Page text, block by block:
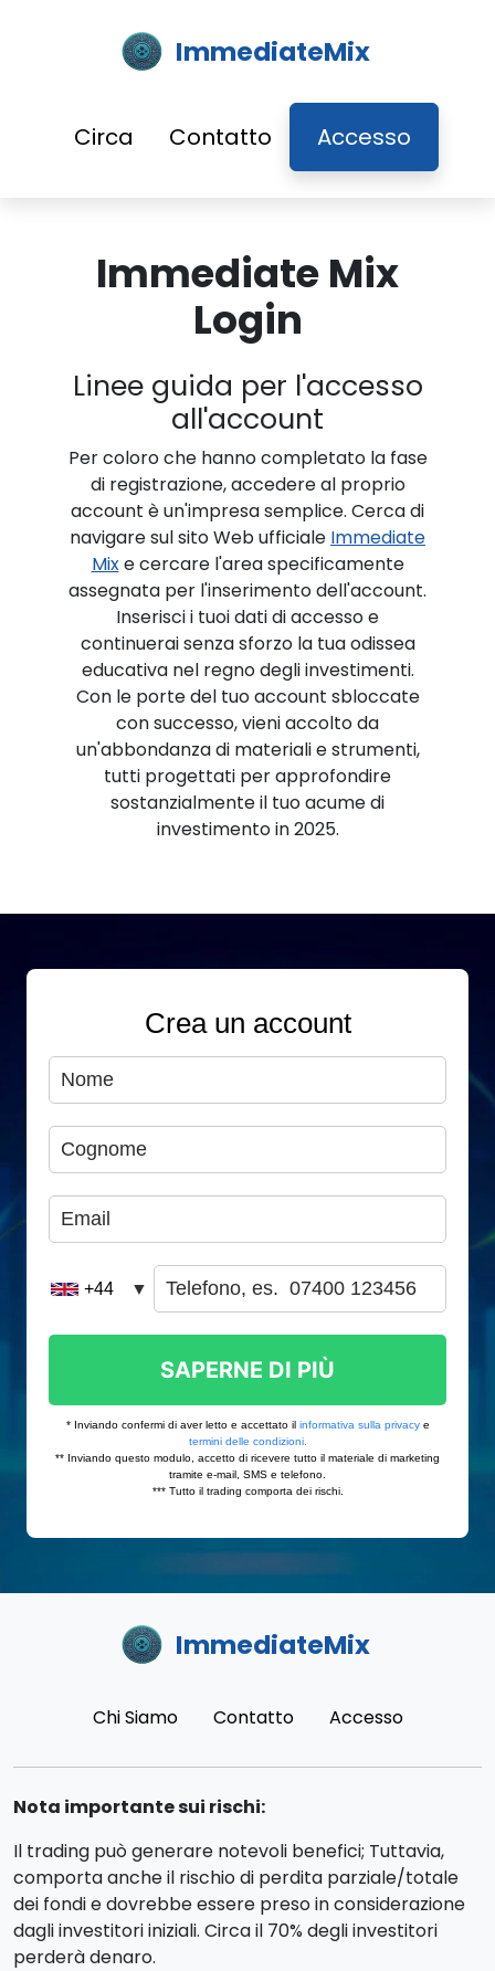
ImmediateMix
Circa Contatto Accesso
Immediate Mix
Login
Linee guida per l'accesso
all'account
Per coloro che hanno completato la fase
di registrazione, accedere al proprio
account è un'impresa semplice. Cerca di
navigare sul sito Web ufficiale Immediate
Mixe cercare l'area specificamente
assegnata per l'inserimento dell'account.
Inserisci i tuoi dati di accesso e
continuerai senza sforzo la tua odissea
educativa nel regno degli investimenti.
Con le porte del tuo account sbloccate
con successo, vieni accolto da
un'abbondanza di materiali e strumenti,
tutti progettati per approfondire
sostanzialmente il tuo acume di
investimento in 2025.
ImmediateMix
Chi Siamo Contatto Accesso
Nota importante sui rischi:
Il trading può generare notevoli benefici; Tuttavia,
comporta anche il rischio di perdita parziale/totale
dei fondi e dovrebbe essere preso in considerazione
dagli investitori iniziali. Circa il 70% degli investitori
perderà denaro.